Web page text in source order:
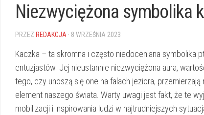
Niezwyciężona symbolika
PRZEZ REDAKCJA · 8 WRZEŚNIA 2023
Kaczka – ta skromna i często niedoceniana symbolika
entuzjastów. Jej nieustannie niezwyciężona aura,
tego, czy unoszą się one na⁢ falach jeziora,
element naszego świata. Warty uwagi jest fakt, że te
mobilizacji i inspirowania ludzi w najtrudniejszych